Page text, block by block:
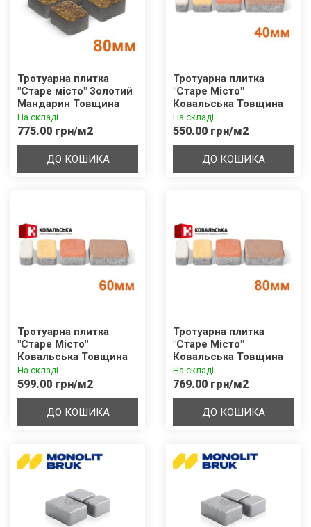
Тротуарна плитка
"Старе місто" Золотий
Мандарин Товщина
80мм
На складі
775.00 грн/м2
ДО КОШИКА
Тротуарна плитка
"Старе Місто"
Ковальська Товщина
40мм
На складі
550.00 грн/м2
ДО КОШИКА
Тротуарна плитка
"Старе Місто"
Ковальська Товщина
60мм
На складі
599.00 грн/м2
ДО КОШИКА
Тротуарна плитка
"Старе Місто"
Ковальська Товщина
80мм
На складі
769.00 грн/м2
ДО КОШИКА